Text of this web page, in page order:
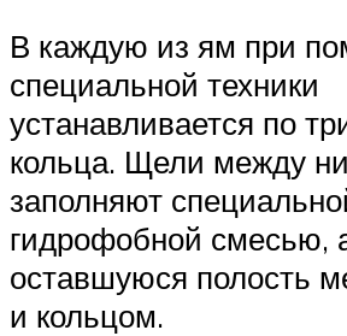
В каждую из ям при
специальной техники
устанавливается по
кольца. Щели между
заполняют
гидрофобной смесью,
оставшуюся полость
и кольцом.